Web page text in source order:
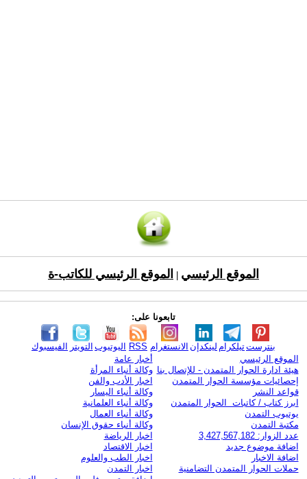
الموقع الرئيسي الموقع الرئيسي للكاتب-ة
تابعونا على:
الفيسبوك التويتر اليوتيوب RSS الانستغرام لينكدإن تيلكرامبنترست
الموقع الرئيسي
هيئة ادارة الحوار المتمدن - للإتصال بنا
إحصائيات مؤسسة الحوار المتمدن
قواعد النشر
ابرز كتاب / كاتبات الحوار المتمدن
يوتيوب التمدن
مكتبة التمدن
عدد الزوار: 3,427,567,182
اضافة موضوع جديد
اضافة الاخبار
حملات الحوار المتمدن التضامنية
أخبار عامة
وكالة أنباء المرأة
اخبار الأدب والفن
وكالة أنباء اليسار
وكالة أنباء العلمانية
وكالة أنباء العمال
وكالة أنباء حقوق الإنسان
اخبار الرياضة
اخبار الاقتصاد
اخبار الطب والعلوم
اخبار التمدن